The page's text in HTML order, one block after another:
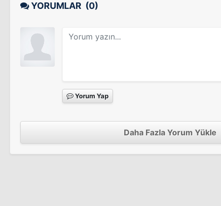
YORUMLAR (0)
Yorum Yap
Daha Fazla Yorum Yükle